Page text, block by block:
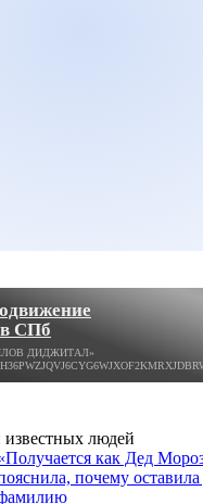
в СПб
ДИДЖИТАЛ»
людей
как Дед
почему